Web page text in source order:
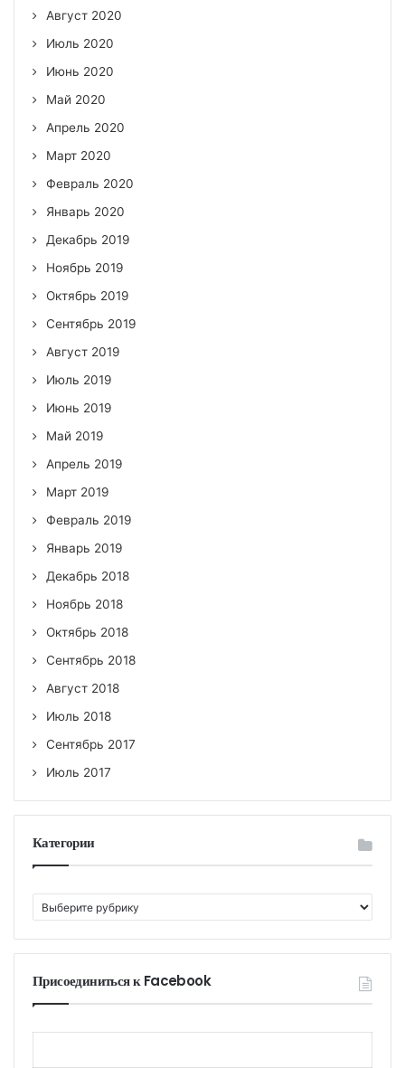
Август 2020
Июль 2020
Июнь 2020
Май 2020
Апрель 2020
Март 2020
Февраль 2020
Январь 2020
Декабрь 2019
Ноябрь 2019
Октябрь 2019
Сентябрь 2019
Август 2019
Июль 2019
Июнь 2019
Май 2019
Апрель 2019
Март 2019
Февраль 2019
Январь 2019
Декабрь 2018
Ноябрь 2018
Октябрь 2018
Сентябрь 2018
Август 2018
Июль 2018
Сентябрь 2017
Июль 2017
Категории
а
т
г
и
Присоединиться к Facebook